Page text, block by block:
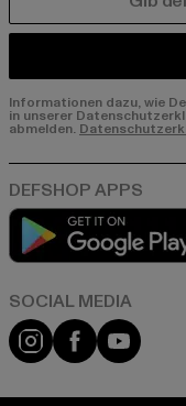
Informationen dazu, wie
in unserer
abmelden.
Instagram
Facebook